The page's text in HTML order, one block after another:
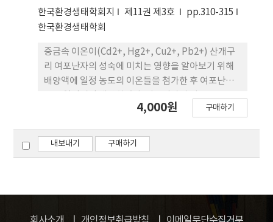
부터 황소개구리는 습지생태계의 모니터링 시료로서
유용하게 이용될 수 있음을 알 수 있었다.
한국환경생태학회지 제11권 제3호
pp.310-315
한국환경생태학회
중금속 이온이(Cd2+, Hg2+, Cu2+, Pb2+) 산개구
리 여포난자의 성숙에 미치는 영향을 알아보기 위해
배양액에 일정 농도의 이온들을 첨가한 후 여포난자
하기 위하여 FPH(Frog pituitary homogenate:
난자의 핵막 붕괴율로부터 구하였다. 실험결과
Cd2+은 0.1ppm의 농도부터 여포난자의 성숙을 억
이들 중금속 이온 작용의 가역성을 조사하기 위해 3시
간 동안 여포난자들을 중금속 이온에 노출시킨 후 보
4,000원 구매하기
내보내기 구매하기